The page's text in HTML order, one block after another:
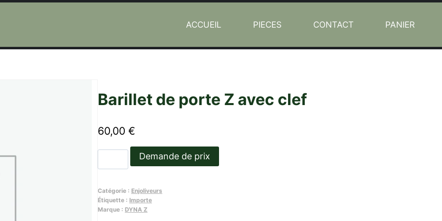
ACCUEIL PIECES CONTACT PANIER
Barillet de porte Z avec clef
60,00€
de
de
porte
Demande de prix
Catégorie : Enjoliveurs
Étiquette : Importe
Marque : DYNA Z